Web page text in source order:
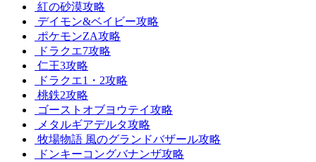
紅の砂漠攻略
デイモン&ベイビー攻略
ポケモンZA攻略
ドラクエ7攻略
仁王3攻略
ドラクエ1・2攻略
桃鉄2攻略
ゴーストオブヨウテイ攻略
メタルギアデルタ攻略
牧場物語 風のグランドバザール攻略
ドンキーコングバナンザ攻略